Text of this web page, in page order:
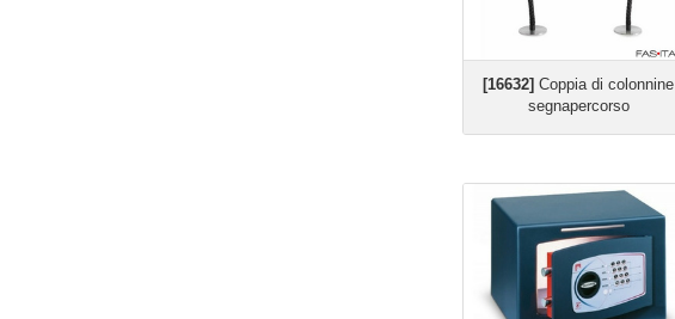
[16632] Coppia di colonnine
segnapercorso